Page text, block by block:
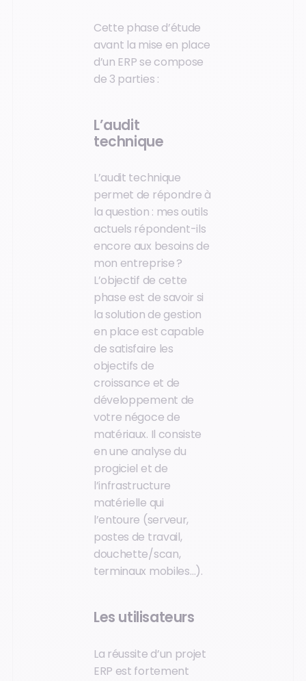
Cette phase d’étude
avant la mise en place
d’un ERP se compose
de 3 parties :
L’audit
technique
L’audit technique
permet de répondre à
la question : mes outils
actuels répondent-ils
encore aux besoins de
mon entreprise ?
L’objectif de cette
phase est de savoir si
la solution de gestion
en place est capable
de satisfaire les
objectifs de
croissance et de
développement de
votre négoce de
matériaux. Il consiste
en une analyse du
progiciel et de
l’infrastructure
matérielle qui
l’entoure (serveur,
postes de travail,
douchette/scan,
terminaux mobiles…).
Les utilisateurs
La réussite d’un projet
ERP est fortement